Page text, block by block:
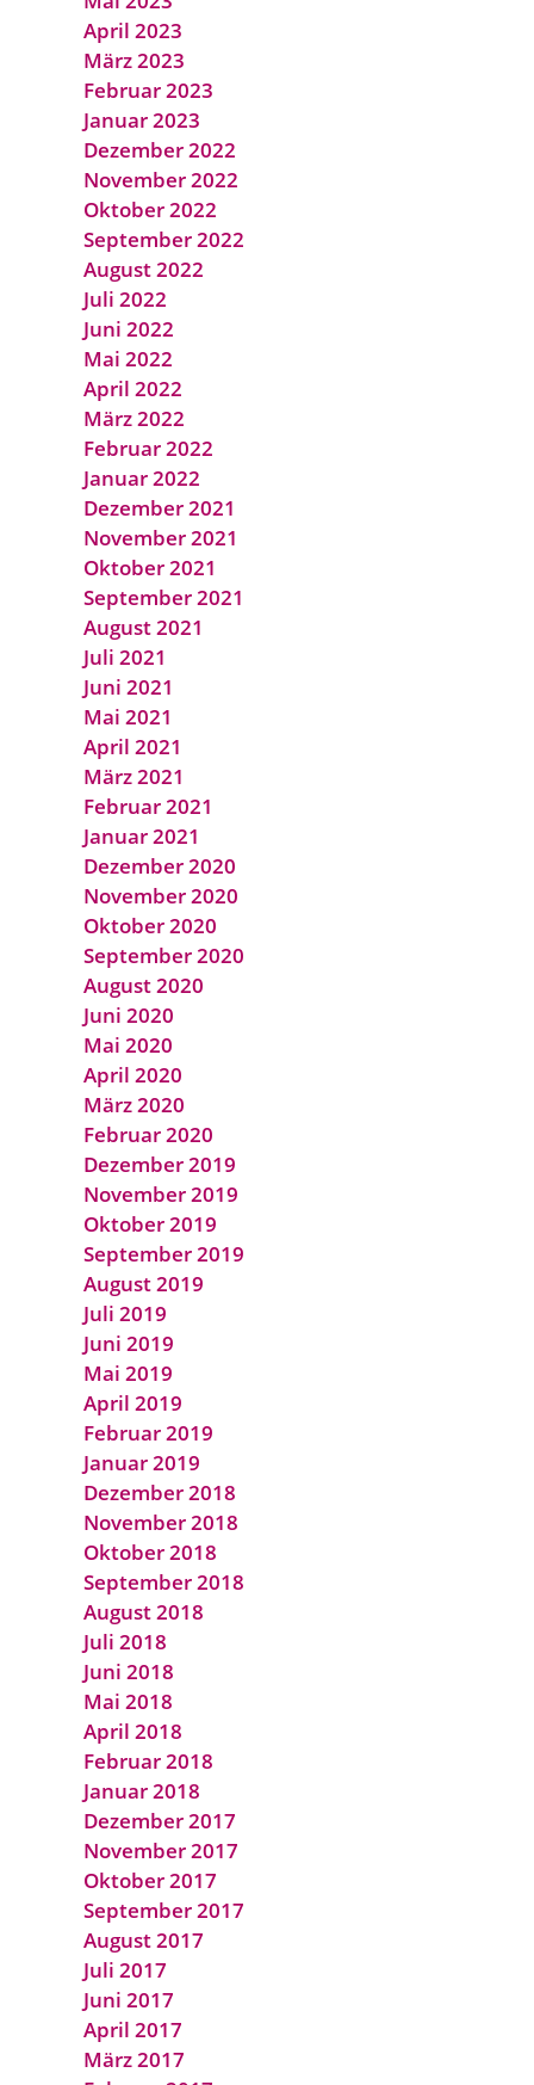
April 2023
März 2023
Februar 2023
Januar 2023
Dezember 2022
November 2022
Oktober 2022
September 2022
August 2022
Juli 2022
Juni 2022
Mai 2022
April 2022
März 2022
Februar 2022
Januar 2022
Dezember 2021
November 2021
Oktober 2021
September 2021
August 2021
Juli 2021
Juni 2021
Mai 2021
April 2021
März 2021
Februar 2021
Januar 2021
Dezember 2020
November 2020
Oktober 2020
September 2020
August 2020
Juni 2020
Mai 2020
April 2020
März 2020
Februar 2020
Dezember 2019
November 2019
Oktober 2019
September 2019
August 2019
Juli 2019
Juni 2019
Mai 2019
April 2019
Februar 2019
Januar 2019
Dezember 2018
November 2018
Oktober 2018
September 2018
August 2018
Juli 2018
Juni 2018
Mai 2018
April 2018
Februar 2018
Januar 2018
Dezember 2017
November 2017
Oktober 2017
September 2017
August 2017
Juli 2017
Juni 2017
April 2017
März 2017